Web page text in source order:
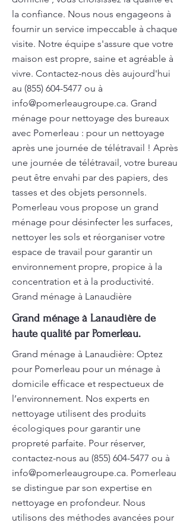
la confiance. Nous nous engageons à
fournir un service impeccable à chaque
visite. Notre équipe s'assure que votre
maison est propre, saine et agréable à
vivre. Contactez-nous dès aujourd'hui
au (855) 604-5477 ou à
info@pomerleaugroupe.ca. Grand
ménage pour nettoyage des bureaux
avec Pomerleau : pour un nettoyage
après une journée de télétravail ! Après
une journée de télétravail, votre bureau
peut être envahi par des papiers, des
tasses et des objets personnels.
Pomerleau vous propose un grand
ménage pour désinfecter les surfaces,
nettoyer les sols et réorganiser votre
espace de travail pour garantir un
environnement propre, propice à la
concentration et à la productivité.
Grand ménage à Lanaudière
Grand ménage à Lanaudière de
haute qualité par Pomerleau.
Grand ménage à Lanaudière: Optez
pour Pomerleau pour un ménage à
domicile efficace et respectueux de
l’environnement. Nos experts en
nettoyage utilisent des produits
écologiques pour garantir une
propreté parfaite. Pour réserver,
contactez-nous au (855) 604-5477 ou à
info@pomerleaugroupe.ca. Pomerleau
se distingue par son expertise en
nettoyage en profondeur. Nous
utilisons des méthodes avancées pour